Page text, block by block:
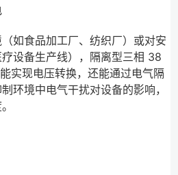
如食品加工厂、纺织厂）或对安
设备生产线），隔离型三相 38
实现电压转换，还能通过电气隔
环境中电气干扰对设备的影响，